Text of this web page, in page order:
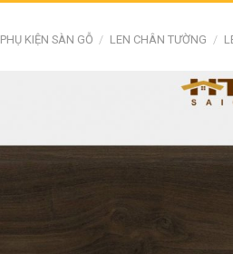
PHỤ KIỆN SÀN GỖ / LEN CHÂN TƯỜNG /